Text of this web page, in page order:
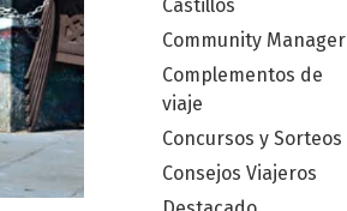
Castillos
Community Manager
Complementos de
viaje
Concursos y Sorteos
Consejos Viajeros